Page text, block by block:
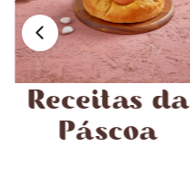
Receitas da
Páscoa